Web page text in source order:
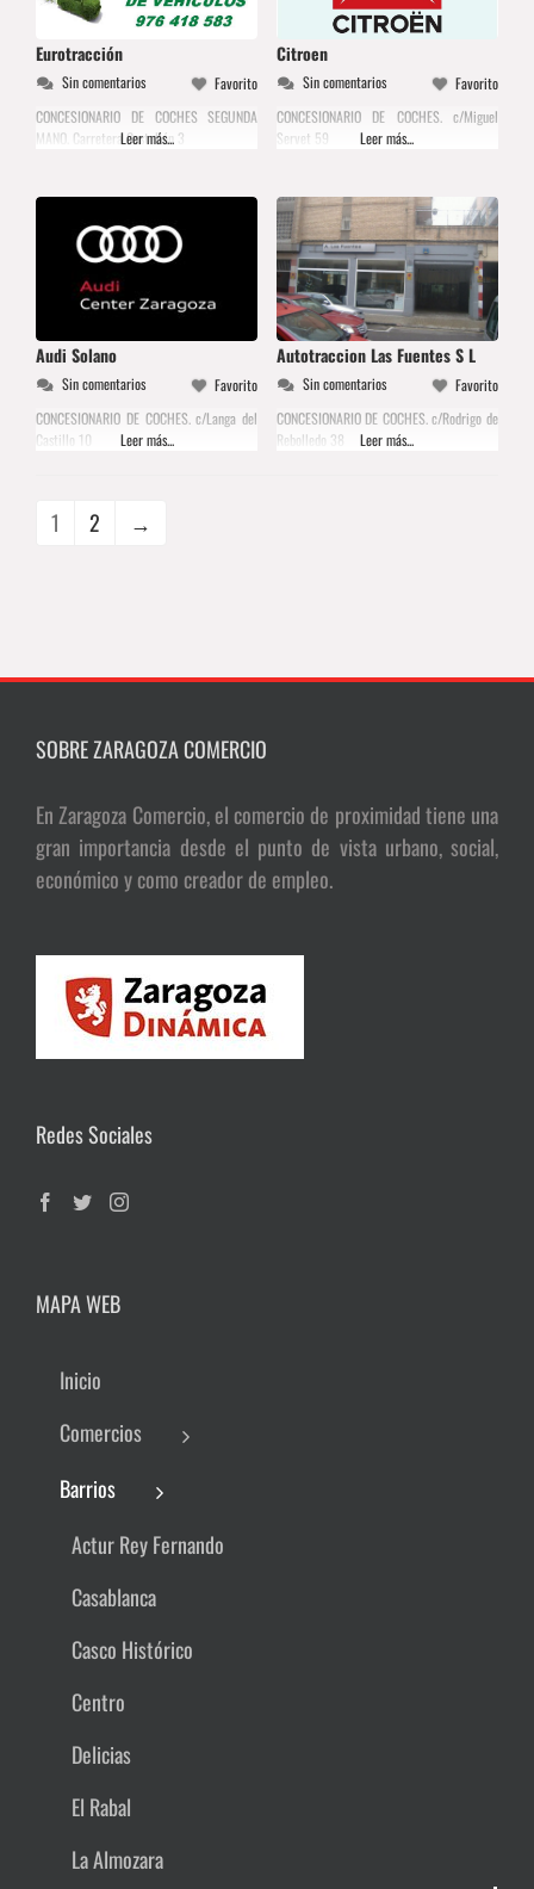
Eurotracción
Sin comentarios
Favorito
CONCESIONARIO DE COCHES SEGUNDA
MANO. Carretera Castellón 3
Leer más...
Citroen
Sin comentarios
Favorito
CONCESIONARIO DE COCHES. c/Miguel
Servet 59
Leer más...
Audi Solano
Sin comentarios
Favorito
CONCESIONARIO DE COCHES. c/Langa del
Castillo 10
Leer más...
Autotraccion Las Fuentes S L
Sin comentarios
Favorito
CONCESIONARIO DE COCHES. c/Rodrigo de
Rebolledo 38
Leer más...
1 2 →
SOBRE ZARAGOZA COMERCIO
En Zaragoza Comercio, el comercio de proximidad tiene una
gran importancia desde el punto de vista urbano, social,
económico y como creador de empleo.
Redes Sociales
MAPA WEB
Inicio
Comercios
Barrios
Actur Rey Fernando
Casablanca
Casco Histórico
Centro
Delicias
El Rabal
La Almozara